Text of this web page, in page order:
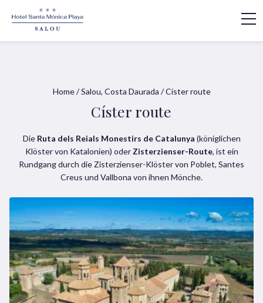
Home /Salou, Costa Daurada /Císter route
Císter route
Die Ruta dels Reials Monestirs de Catalunya (königlichen
Klöster von Katalonien) oder Zisterzienser-Route, ist ein
Rundgang durch die Zisterzienser-Klöster von Poblet, Santes
Creus und Vallbona von ihnen Mönche.